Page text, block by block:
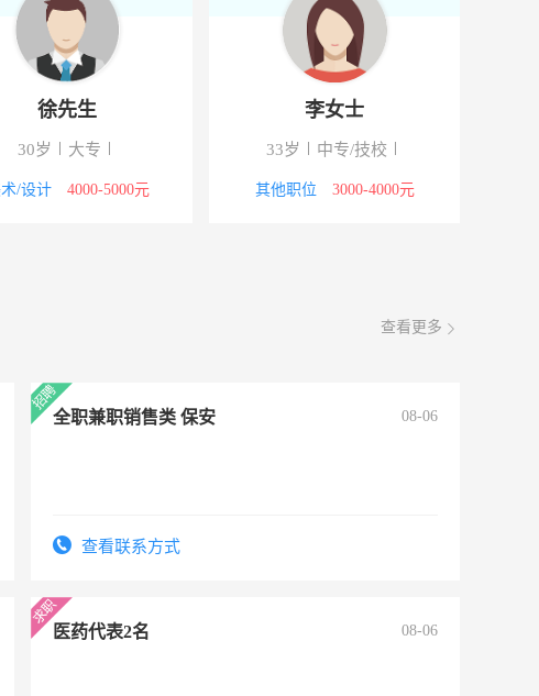
08-06
08-06
寨镇工业园工业二路 08-06
徐先生
30岁 大专
/设计 4000-5000元
李女士
33岁 中专/技校
其他职位 3000-4000元
查看更多
全职兼职销售类 保安 08-06
查看联系方式
医药代表2名 08-06